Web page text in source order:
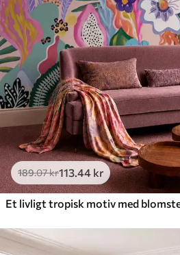
189.07kr113.44 kr